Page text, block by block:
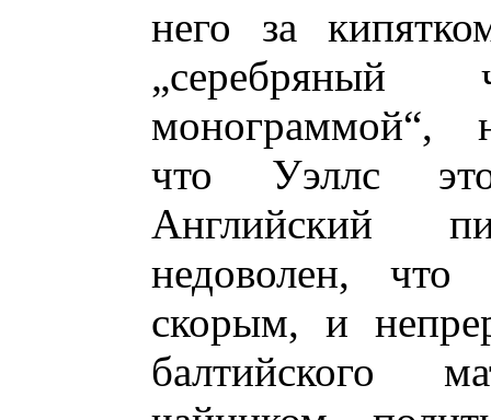
него за
монограммой“,
что Уэллс
Английский
недоволен,
скорым, и
балтийского